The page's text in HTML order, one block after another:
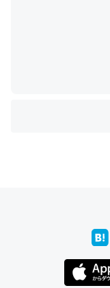
ウチもEchoを実
ちぼちRingも置
位置情報を共有し
─たまにLINEするく
それを実質100倍
コミュニケーション